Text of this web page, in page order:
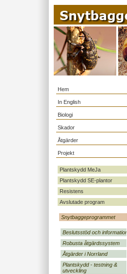
Hem
In English
Biologi
Skador
Åtgärder
Projekt
Plantskydd MeJa
Plantskydd SE-plantor
Resistens
Avslutade program
Snytbaggeprogrammet
Beslutsstöd och information
Robusta åtgärdssystem
Åtgärder i Norrland
Plantskydd - testning &
utveckling